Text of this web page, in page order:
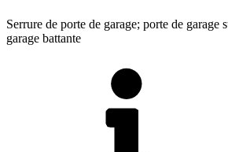
Serrure de porte de garage; porte de garage
garage battante